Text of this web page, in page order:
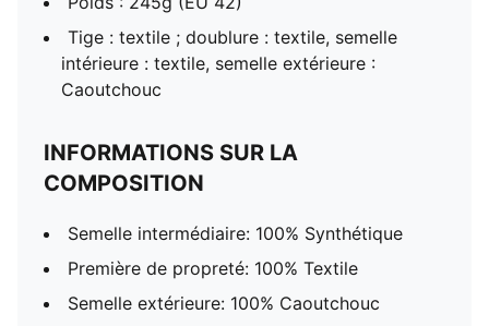
Tige : textile ; doublure : textile, semelle
intérieure : textile, semelle extérieure :
Caoutchouc
INFORMATIONS SUR LA
COMPOSITION
Semelle intermédiaire: 100% Synthétique
Première de propreté: 100% Textile
Semelle extérieure: 100% Caoutchouc